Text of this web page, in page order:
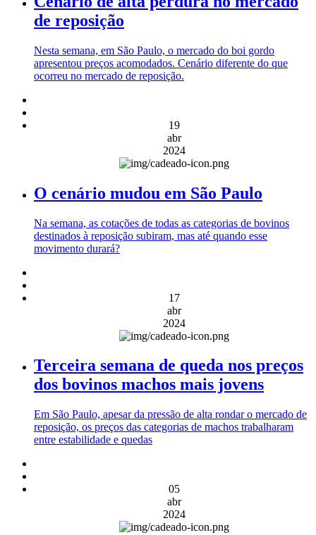
de reposição
Nesta semana, em São Paulo, o mercado do boi gordo
apresentou preços acomodados. Cenário diferente do que
ocorreu no mercado de reposição.
19
abr
2024
O cenário mudou em São Paulo
Na semana, as cotações de todas as categorias de bovinos
destinados à reposição subiram, mas até quando esse
movimento durará?
17
abr
2024
Terceira semana de queda nos preços
dos bovinos machos mais jovens
Em São Paulo, apesar da pressão de alta rondar o mercado de
reposição, os preços das categorias de machos trabalharam
entre estabilidade e quedas
05
abr
2024